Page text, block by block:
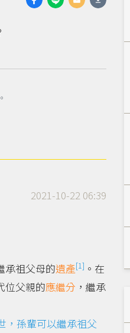
2021-10-22 06:39
承祖父母的遺產[1] 。在
位父親的應繼分 ，繼承
，孫輩可以繼承祖父